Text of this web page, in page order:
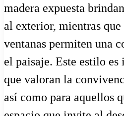
madera expuesta
al exterior, mientras
ventanas permiten una
el paisaje. Este estilo
que valoran la
así como para aquellos